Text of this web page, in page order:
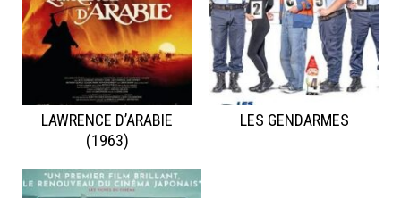
LAWRENCE D’ARABIE
(1963)
LES GENDARMES